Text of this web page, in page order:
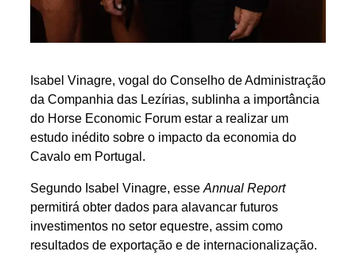
Isabel Vinagre, vogal do Conselho de Administração
da Companhia das Lezírias, sublinha a importância
do Horse Economic Forum estar a realizar um
estudo inédito sobre o impacto da economia do
Cavalo em Portugal.
Segundo Isabel Vinagre, esse Annual Report
permitirá obter dados para alavancar futuros
investimentos no setor equestre, assim como
resultados de exportação e de internacionalização.